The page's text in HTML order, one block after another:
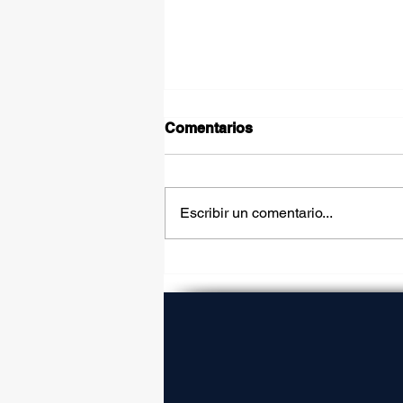
Colombia generará más
Comentarios
Escribir un comentario...